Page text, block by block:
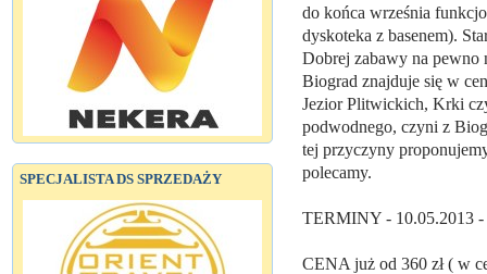
SPECJALISTA DS SPRZEDAŻY
do końca września
dyskoteka z basenem).
Dobrej zabawy na pewno
Biograd znajduje się w
Jezior Plitwickich, Krki
podwodnego, czyni z
tej przyczyny
polecamy.
TERMINY - 10.05.2013 -
CENA już od 360 zł ( w